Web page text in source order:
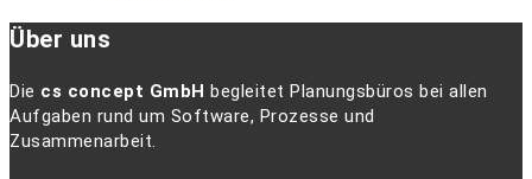
Über uns
Die cs concept GmbH begleitet Planungsbüros bei allen
Aufgaben rund um Software, Prozesse und
Zusammenarbeit.